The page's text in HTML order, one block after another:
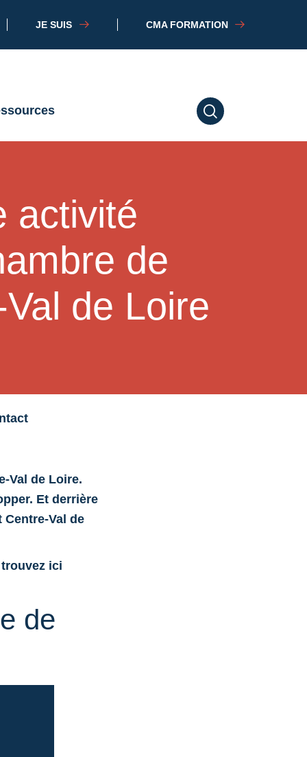
JE SUIS CMA FORMATION
RECHERCHER
activité
de
de Loire
Val de Loire.
Et derrière
Val de
ici
de